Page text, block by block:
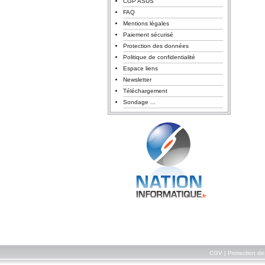
FAQ
Mentions légales
Paiement sécurisé
Protection des données
Politique de confidentialité
Espace liens
Newsletter
Téléchargement
Sondage ...
CGV Protection